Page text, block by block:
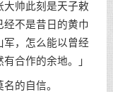
帅此刻是天子敕
经不是昔日的黄巾
军，怎么能以曾经
合作的余地。」
的自信。